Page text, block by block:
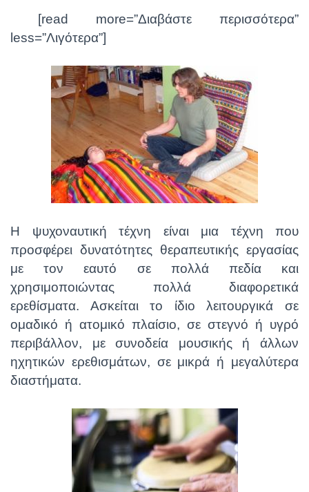
[read more=”Διαβάστε περισσότερα”
less=”Λιγότερα”]
Η ψυχοναυτική τέχνη είναι μια τέχνη που
προσφέρει δυνατότητες θεραπευτικής εργασίας
με τον εαυτό σε πολλά πεδία και
χρησιμοποιώντας πολλά διαφορετικά
ερεθίσματα. Ασκείται το ίδιο λειτουργικά σε
ομαδικό ή ατομικό πλαίσιο, σε στεγνό ή υγρό
περιβάλλον, με συνοδεία μουσικής ή άλλων
ηχητικών ερεθισμάτων, σε μικρά ή μεγαλύτερα
διαστήματα.